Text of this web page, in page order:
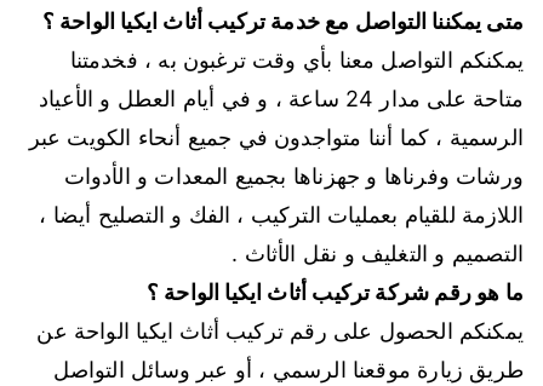
متى يمكننا التواصل مع خدمة تركيب أثاث ايكيا الواحة ؟
يمكنكم التواصل معنا بأي وقت ترغبون به ، فخدمتنا
متاحة على مدار 24 ساعة ، و في أيام العطل و الأعياد
الرسمية ، كما أننا متواجدون في جميع أنحاء الكويت عبر
ورشات وفرناها و جهزناها بجميع المعدات و الأدوات
اللازمة للقيام بعمليات التركيب ، الفك و التصليح أيضا ،
التصميم و التغليف و نقل الأثاث .
ما هو رقم شركة تركيب أثاث ايكيا الواحة ؟
يمكنكم الحصول على رقم تركيب أثاث ايكيا الواحة عن
طريق زيارة موقعنا الرسمي ، أو عبر وسائل التواصل